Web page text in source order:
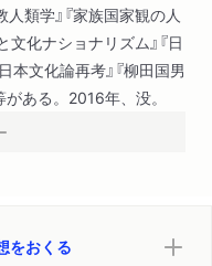
類学』『家族国家観の人
文化ナショナリズム』『日
文化論再考』『柳田国男
ある。2016年、没。
をおくる